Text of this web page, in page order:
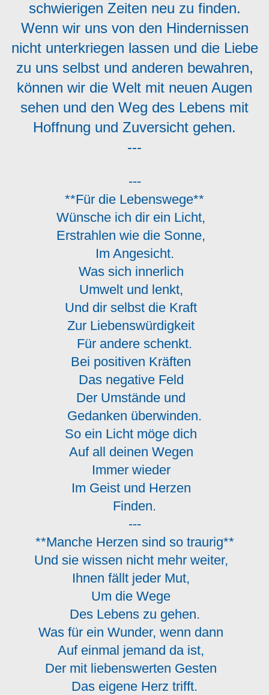
schwierigen Zeiten neu zu finden.
Wenn wir uns von den Hindernissen
nicht unterkriegen lassen und die Liebe
zu uns selbst und anderen bewahren,
können wir die Welt mit neuen Augen
sehen und den Weg des Lebens mit
Hoffnung und Zuversicht gehen.
---
---
**Für die Lebenswege**
Wünsche ich dir ein Licht,
Erstrahlen wie die Sonne,
Im Angesicht.
Was sich innerlich
Umwelt und lenkt,
Und dir selbst die Kraft
Zur Liebenswürdigkeit
Für andere schenkt.
Bei positiven Kräften
Das negative Feld
Der Umstände und
Gedanken überwinden.
So ein Licht möge dich
Auf all deinen Wegen
Immer wieder
Im Geist und Herzen
Finden.
---
**Manche Herzen sind so traurig**
Und sie wissen nicht mehr weiter,
Ihnen fällt jeder Mut,
Um die Wege
Des Lebens zu gehen.
Was für ein Wunder, wenn dann
Auf einmal jemand da ist,
Der mit liebenswerten Gesten
Das eigene Herz trifft.